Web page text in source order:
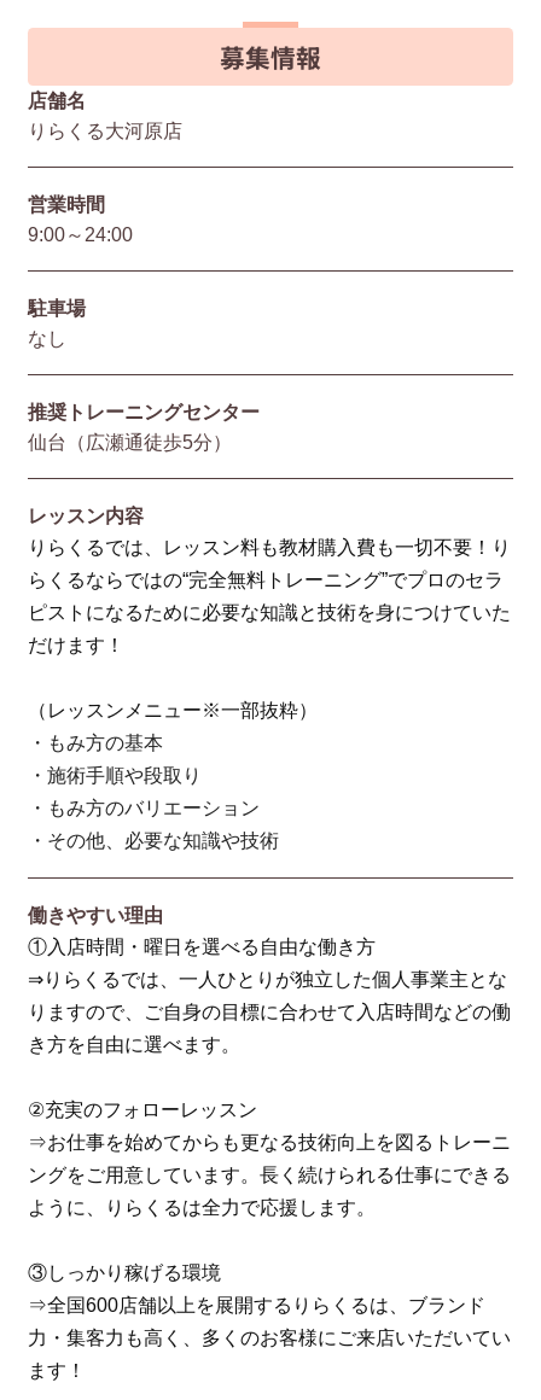
募集情報
店舗名
りらくる大河原店
営業時間
9:00～24:00
駐⾞場
なし
推奨トレーニングセンター
仙台（広瀬通徒歩5分）
レッスン内容
りらくるでは、レッスン料も教材購入費も一切不要！り
らくるならではの“完全無料トレーニング”でプロのセラ
ピストになるために必要な知識と技術を身につけていた
だけます！
（レッスンメニュー※一部抜粋）
・もみ方の基本
・施術手順や段取り
・もみ方のバリエーション
・その他、必要な知識や技術
働きやすい理由
①入店時間・曜日を選べる自由な働き方
⇒りらくるでは、一人ひとりが独立した個人事業主とな
りますので、ご自身の目標に合わせて入店時間などの働
き方を自由に選べます。
②充実のフォローレッスン
⇒お仕事を始めてからも更なる技術向上を図るトレーニ
ングをご用意しています。長く続けられる仕事にできる
ように、りらくるは全力で応援します。
③しっかり稼げる環境
⇒全国600店舗以上を展開するりらくるは、ブランド
力・集客力も高く、多くのお客様にご来店いただいてい
ます！